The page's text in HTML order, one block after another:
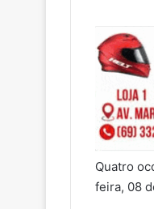
Quatro
feira, 08